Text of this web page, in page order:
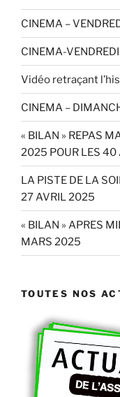
CINEMA –
CINEMA-
Vidéo retraçant
CINEMA –
« BILAN » REPAS
2025 POUR LES 40
LA PISTE DE LA
27 AVRIL 2025
« BILAN » APRES
MARS 2025
TOUTES NOS